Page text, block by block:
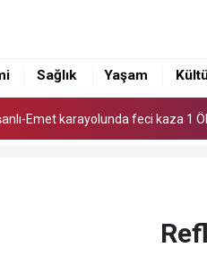
Sağlık Yaşam
İl Emniyet Müdürü Osman
Emet karayolunda feci kaza 1